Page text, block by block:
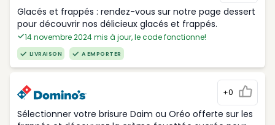
Glacés et frappés : rendez-vous sur notre page dessert
pour découvrir nos délicieux glacés et frappés.
14 novembre 2024 mis à jour, le code fonctionne!
LIVRAISON A EMPORTER
+0
Sélectionner votre brisure Daim ou Oréo offerte sur les